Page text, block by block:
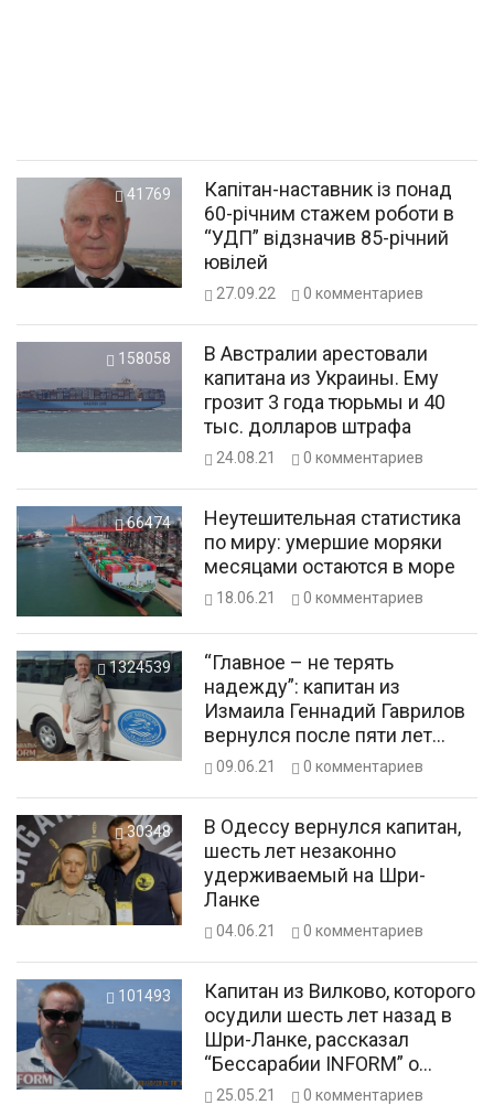
41769
Капітан-наставник із понад
60-річним стажем роботи в
“УДП” відзначив 85-річний
ювілей
27.09.22 0 комментариев
158058
В Австралии арестовали
капитана из Украины. Ему
грозит 3 года тюрьмы и 40
тыс. долларов штрафа
24.08.21 0 комментариев
66474
Неутешительная статистика
по миру: умершие моряки
месяцами остаются в море
18.06.21 0 комментариев
1324539
“Главное – не терять
надежду”: капитан из
Измаила Геннадий Гаврилов
вернулся после пяти лет
заточения в Шри-Ланке
09.06.21 0 комментариев
30348
В Одессу вернулся капитан,
шесть лет незаконно
удерживаемый на Шри-
Ланке
04.06.21 0 комментариев
101493
Капитан из Вилково, которого
осудили шесть лет назад в
Шри-Ланке, рассказал
“Бессарабии INFORM” о
своем возвращении домой
25.05.21 0 комментариев